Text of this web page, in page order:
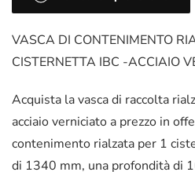
VASCA DI CONTENIMENTO
CISTERNETTA IBC -ACCIAIO
Acquista la vasca di raccolta
acciaio verniciato a prezzo in
contenimento rialzata per 1
di 1340 mm, una profondità di